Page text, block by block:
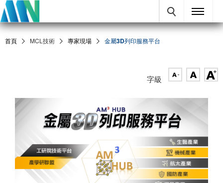
首頁 MCL技術 專家現場 金屬3D列印服務平台
字級